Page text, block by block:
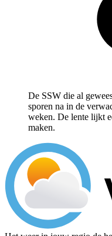
De SSW die al
sporen na in de
weken. De lente lijkt
maken.